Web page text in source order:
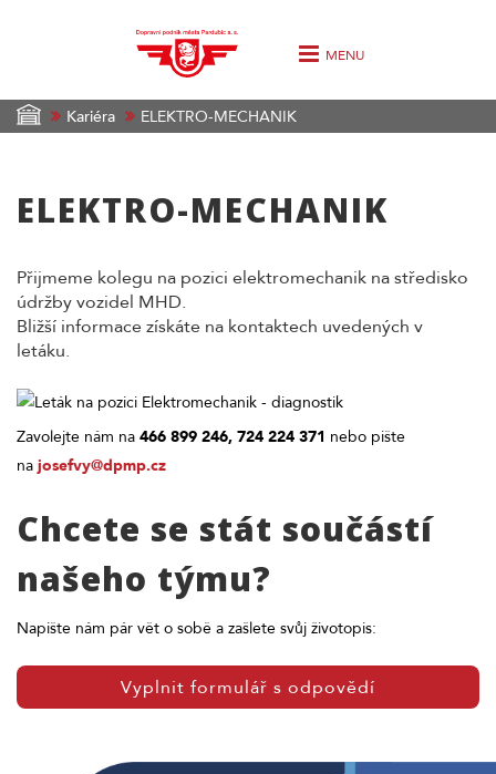
MENU
Kariéra ELEKTRO-MECHANIK
ELEKTRO-MECHANIK
Přijmeme kolegu na pozici elektromechanik na středisko
údržby vozidel MHD.
Bližší informace získáte na kontaktech uvedených v
letáku.
Zavolejte nám na 466 899 246, 724 224 371 nebo pište
na josefvy@dpmp.cz
Chcete se stát součástí
našeho týmu?
Napište nám pár vět o sobě a zašlete svůj životopis:
Vyplnit formulář s odpovědí